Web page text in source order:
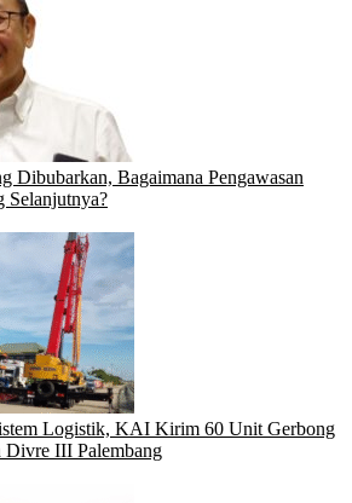
Dibubarkan, Bagaimana Pengawasan
Selanjutnya?
Logistik, KAI Kirim 60 Unit Gerbong
Divre III Palembang